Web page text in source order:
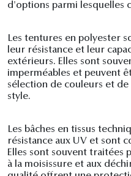
d'options parmi lesquelles
Les tentures en polyester
leur résistance et leur
extérieurs. Elles sont
imperméables et peuvent
sélection de couleurs et
style.
Les bâches en tissus
résistance aux UV et sont
Elles sont souvent traitées
à la moisissure et aux